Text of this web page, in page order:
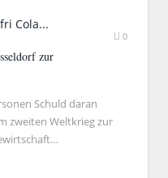
0
zur
Schuld daran
zweiten Weltkrieg zur